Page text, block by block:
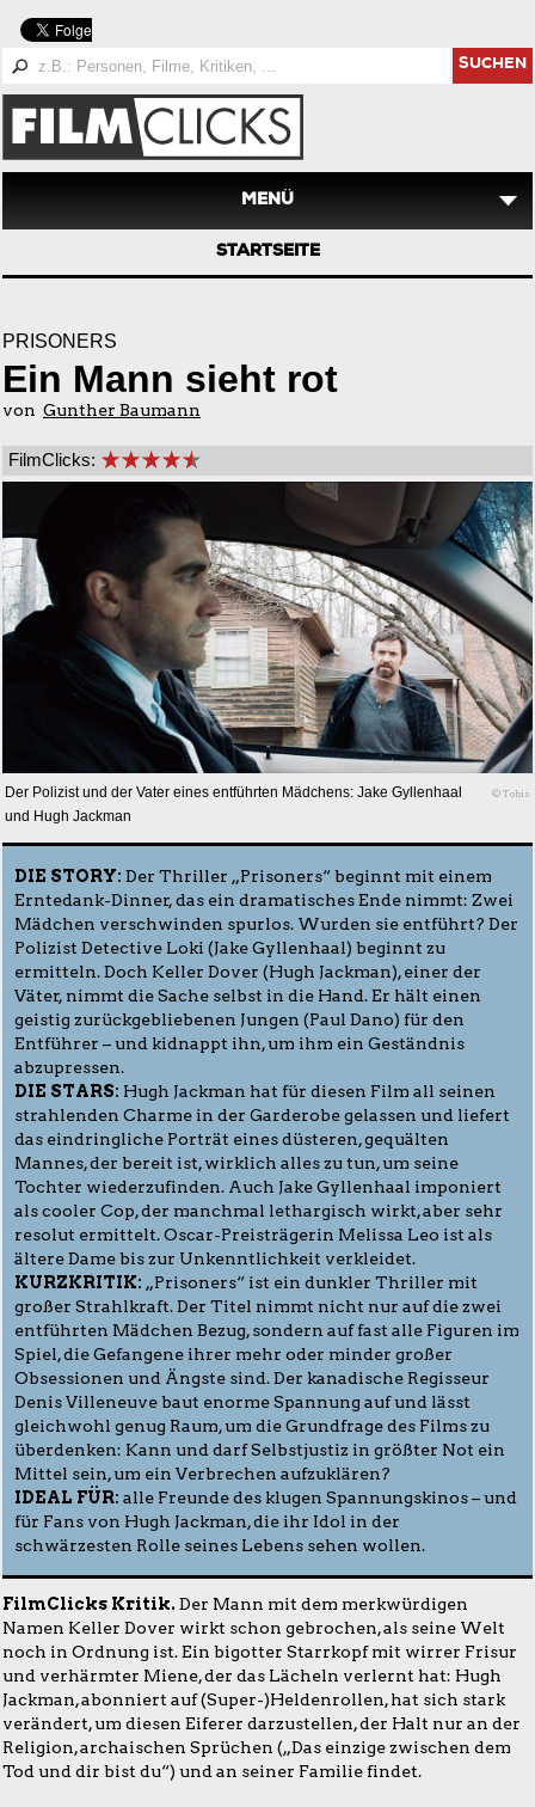
SUCHEN
MENÜ
STARTSEITE
PRISONERS
Ein Mann sieht rot
von Gunther Baumann
FilmClicks:
Der Polizist und der Vater eines entführten Mädchens: Jake Gyllenhaal
und Hugh Jackman
© Tobis
DIE STORY: Der Thriller „Prisoners“ beginnt mit einem
Erntedank-Dinner, das ein dramatisches Ende nimmt: Zwei
Mädchen verschwinden spurlos. Wurden sie entführt? Der
Polizist Detective Loki (Jake Gyllenhaal) beginnt zu
ermitteln. Doch Keller Dover (Hugh Jackman), einer der
Väter, nimmt die Sache selbst in die Hand. Er hält einen
geistig zurückgebliebenen Jungen (Paul Dano) für den
Entführer – und kidnappt ihn, um ihm ein Geständnis
abzupressen.
DIE STARS: Hugh Jackman hat für diesen Film all seinen
strahlenden Charme in der Garderobe gelassen und liefert
das eindringliche Porträt eines düsteren, gequälten
Mannes, der bereit ist, wirklich alles zu tun, um seine
Tochter wiederzufinden. Auch Jake Gyllenhaal imponiert
als cooler Cop, der manchmal lethargisch wirkt, aber sehr
resolut ermittelt. Oscar-Preisträgerin Melissa Leo ist als
ältere Dame bis zur Unkenntlichkeit verkleidet.
KURZKRITIK: „Prisoners“ ist ein dunkler Thriller mit
großer Strahlkraft. Der Titel nimmt nicht nur auf die zwei
entführten Mädchen Bezug, sondern auf fast alle Figuren im
Spiel, die Gefangene ihrer mehr oder minder großer
Obsessionen und Ängste sind. Der kanadische Regisseur
Denis Villeneuve baut enorme Spannung auf und lässt
gleichwohl genug Raum, um die Grundfrage des Films zu
überdenken: Kann und darf Selbstjustiz in größter Not ein
Mittel sein, um ein Verbrechen aufzuklären?
IDEAL FÜR: alle Freunde des klugen Spannungskinos – und
für Fans von Hugh Jackman, die ihr Idol in der
schwärzesten Rolle seines Lebens sehen wollen.
FilmClicks Kritik. Der Mann mit dem merkwürdigen
Namen Keller Dover wirkt schon gebrochen, als seine Welt
noch in Ordnung ist. Ein bigotter Starrkopf mit wirrer Frisur
und verhärmter Miene, der das Lächeln verlernt hat: Hugh
Jackman, abonniert auf (Super-)Heldenrollen, hat sich stark
verändert, um diesen Eiferer darzustellen, der Halt nur an der
Religion, archaischen Sprüchen („Das einzige zwischen dem
Tod und dir bist du“) und an seiner Familie findet.